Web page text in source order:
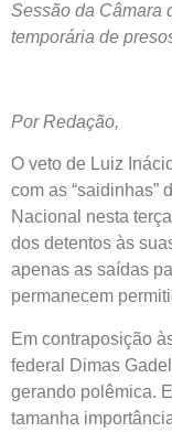
Sessão da Câmara
temporária de
Por Redação,
O veto de Luiz
com as “saidinhas”
Nacional nesta
dos detentos às
apenas as saídas
permanecem
Em contraposição
federal Dimas
gerando polêmica.
tamanha